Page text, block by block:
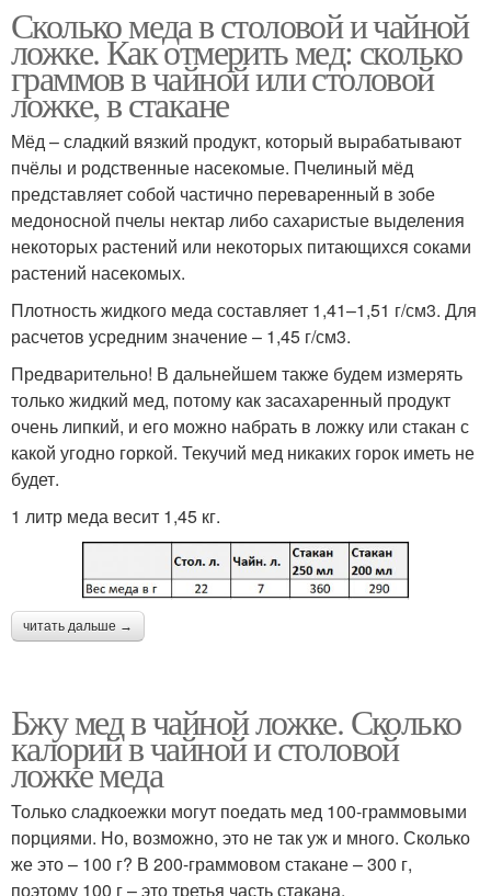
Сколько меда в столовой и чайной
ложке. Как отмерить мед: сколько
граммов в чайной или столовой
ложке, в стакане
Мёд – сладкий вязкий продукт, который вырабатывают
пчёлы и родственные насекомые. Пчелиный мёд
представляет собой частично переваренный в зобе
медоносной пчелы нектар либо сахаристые выделения
некоторых растений или некоторых питающихся соками
растений насекомых.
Плотность жидкого меда составляет 1,41–1,51 г/см3. Для
расчетов усредним значение – 1,45 г/см3.
Предварительно! В дальнейшем также будем измерять
только жидкий мед, потому как засахаренный продукт
очень липкий, и его можно набрать в ложку или стакан с
какой угодно горкой. Текучий мед никаких горок иметь не
будет.
1 литр меда весит 1,45 кг.
читать дальше →
Бжу мед в чайной ложке. Сколько
калорий в чайной и столовой
ложке меда
Только сладкоежки могут поедать мед 100-граммовыми
порциями. Но, возможно, это не так уж и много. Сколько
же это – 100 г? В 200-граммовом стакане – 300 г,
поэтому 100 г – это третья часть стакана.